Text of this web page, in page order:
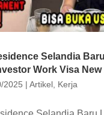
Selandia
Work Visa New
2025 |Artikel, Kerja